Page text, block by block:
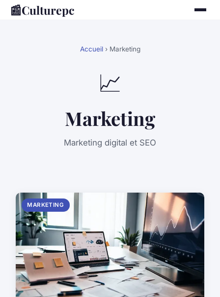
📰Culturepc
Accueil› Marketing
📈
Marketing
Marketing digital et SEO
MARKETING